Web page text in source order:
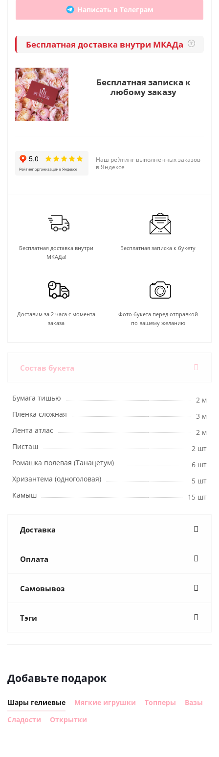
Написать в Телеграм
Бесплатная доставка внутри МКАДа ?
Бесплатная записка к
любому заказу
Наш рейтинг выполненных заказов
в Яндексе
Бесплатная доставка внутри
МКАДа!
Бесплатная записка к букету
Доставим за 2 часа с момента
заказа
Фото букета перед отправкой
по вашему желанию
Состав букета
Бумага тишью
2 м
Пленка сложная
3 м
Лента атлас
2 м
Писташ
2 шт
Ромашка полевая (Танацетум)
6 шт
Хризантема (одноголовая)
5 шт
Камыш
15 шт
Доставка
Оплата
Самовывоз
Тэги
Добавьте подарок
Шары гелиевые Мягкие игрушки Топперы
Вазы
Сладости
Открытки